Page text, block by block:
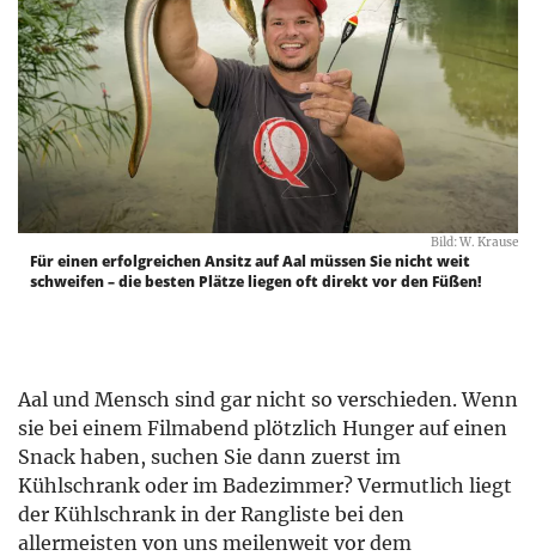
Bild: W. Krause
Für einen erfolgreichen Ansitz auf Aal müssen Sie nicht weit
schweifen – die besten Plätze liegen oft direkt vor den Füßen!
Aal und Mensch sind gar nicht so verschieden. Wenn
sie bei einem Filmabend plötzlich Hunger auf einen
Snack haben, suchen Sie dann zuerst im
Kühlschrank oder im Badezimmer? Vermutlich liegt
der Kühlschrank in der Rangliste bei den
allermeisten von uns meilenweit vor dem